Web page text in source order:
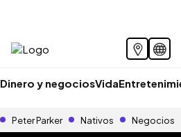
Dinero y negociosVida
Peter Parker Nativos Negocios